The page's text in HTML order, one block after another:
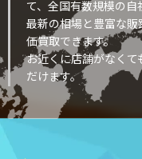
て、全国有数規模の自
最新の相場と豊富な
価買取できます。
お近くに店舗がなくて
だけます。